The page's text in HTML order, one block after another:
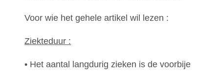
Voor wie het gehele artikel wil lezen :
Ziekteduur :
• Het aantal langdurig zieken is de voorbije